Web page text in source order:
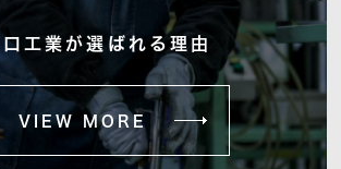
工業が選ばれる理由
VIEW MORE